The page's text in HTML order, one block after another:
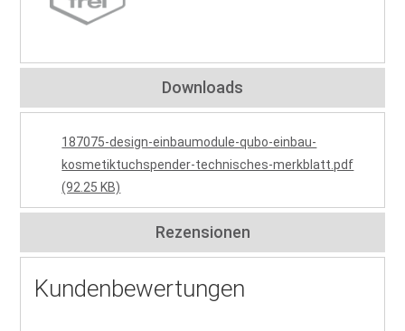
Downloads
187075-design-einbaumodule-qubo-einbau-
kosmetiktuchspender-technisches-merkblatt.pdf
(92.25 KB)
Rezensionen
Kundenbewertungen